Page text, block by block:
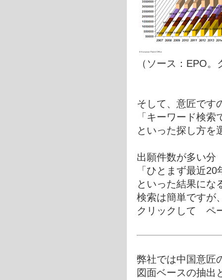
（ソース：EPO
そして、意匠です
「キーワード検
といった探し方を
出願件数が多い分
「ひとまず最近
といった結果にな
検索は簡単ですが
クリックして ペ
弊社では中国意匠
図面ベースの抽出